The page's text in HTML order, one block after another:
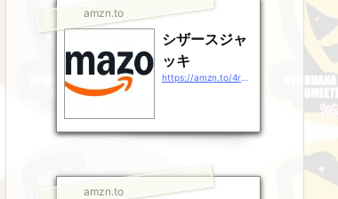
amzn.to
シザースジャ
ッキ
amzn.to